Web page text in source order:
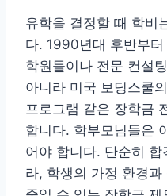
유학을 결정할 때 학비
다. 1990년대 후반부
학원들이나 전문 컨설
아니라 미국 보딩스쿨
프로그램 같은 장학금
합니다. 학부모님들은
어야 합니다. 단순히
라, 학생의 가정 환경